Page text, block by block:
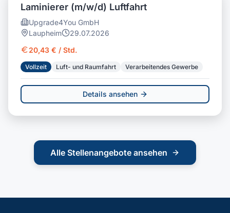
Laminierer (m/w/d) Luftfahrt
Upgrade4You GmbH
Laupheim
29.07.2026
20,43 € / Std.
Vollzeit Luft- und Raumfahrt Verarbeitendes Gewerbe
Details ansehen
Alle Stellenangebote ansehen